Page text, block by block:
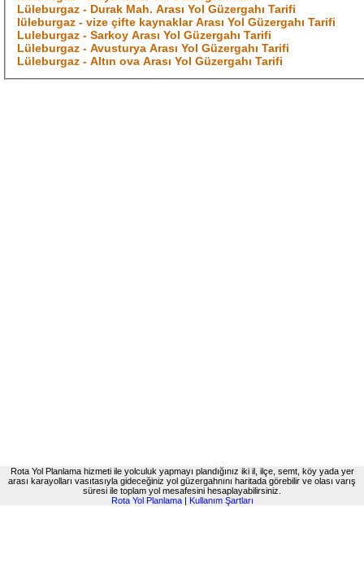
Lüleburgaz - Durak Mah. Arası Yol Güzergahı Tarifi
lüleburgaz - vize çifte kaynaklar Arası Yol Güzergahı Tarifi
Luleburgaz - Sarkoy Arası Yol Güzergahı Tarifi
Lüleburgaz - Avusturya Arası Yol Güzergahı Tarifi
Lüleburgaz - Altın ova Arası Yol Güzergahı Tarifi
Rota Yol Planlama hizmeti ile yolculuk yapmayı plandığınız iki il, ilçe, semt, köy yada yer
arası karayolları vasıtasıyla gideceğiniz yol güzergahnını haritada görebilir ve olası varış
süresi ile toplam yol mesafesini hesaplayabilirsiniz.
Rota Yol Planlama| Kullanım Şartları